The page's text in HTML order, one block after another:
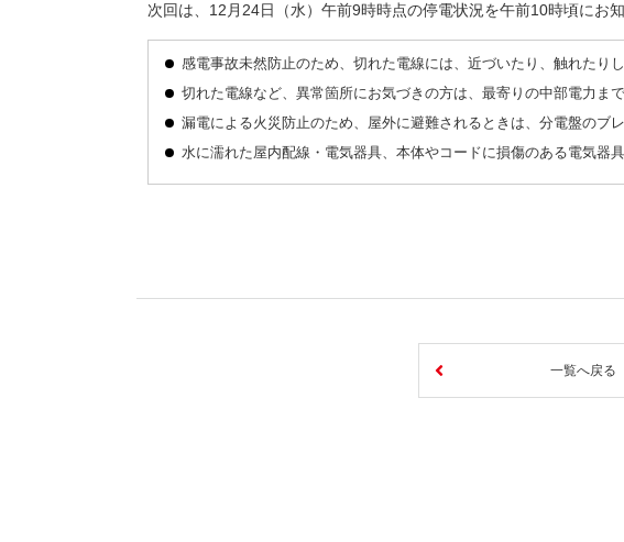
次回は、12月24日（水）午前9時時点の停電状況を午前10時頃にお知
感電事故未然防止のため、切れた電線には、近づいたり、触れたり
切れた電線など、異常箇所にお気づきの方は、最寄りの中部電力ま
漏電による火災防止のため、屋外に避難されるときは、分電盤のブ
水に濡れた屋内配線・電気器具、本体やコードに損傷のある電気器
一覧へ戻る